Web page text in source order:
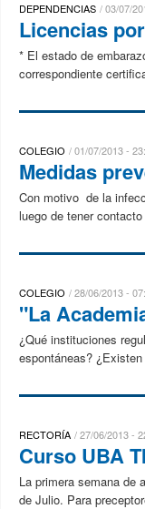
DEPENDENCIAS 03/07/
Licencias
* El estado de
correspondiente
COLEGIO 01/07/2013 -
Medidas
Con motivo de la
luego de tener
COLEGIO 28/06/2013 -
"La
¿Qué instituciones
espontáneas?
RECTORÍA 27/06/2013 -
Curso UBA
La primera semana de
de Julio. Para